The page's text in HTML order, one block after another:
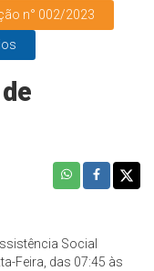
n° 002/2023
Social
Feira, das 07:45 às